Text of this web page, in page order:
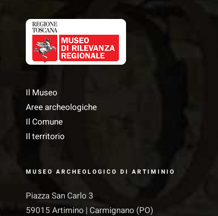
Il Museo
Aree archeologiche
Il Comune
Il territorio
MUSEO ARCHEOLOGICO DI ARTIMINIO
Piazza San Carlo 3
59015 Artimino | Carmignano (PO)